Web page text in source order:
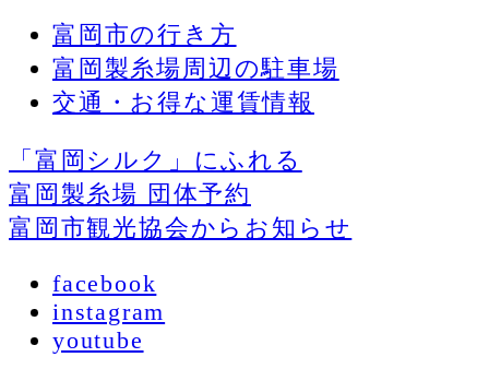
富岡市の行き方
富岡製糸場周辺の駐車場
交通・お得な運賃情報
「富岡シルク」にふれる
富岡製糸場 団体予約
富岡市観光協会からお知らせ
facebook
instagram
youtube